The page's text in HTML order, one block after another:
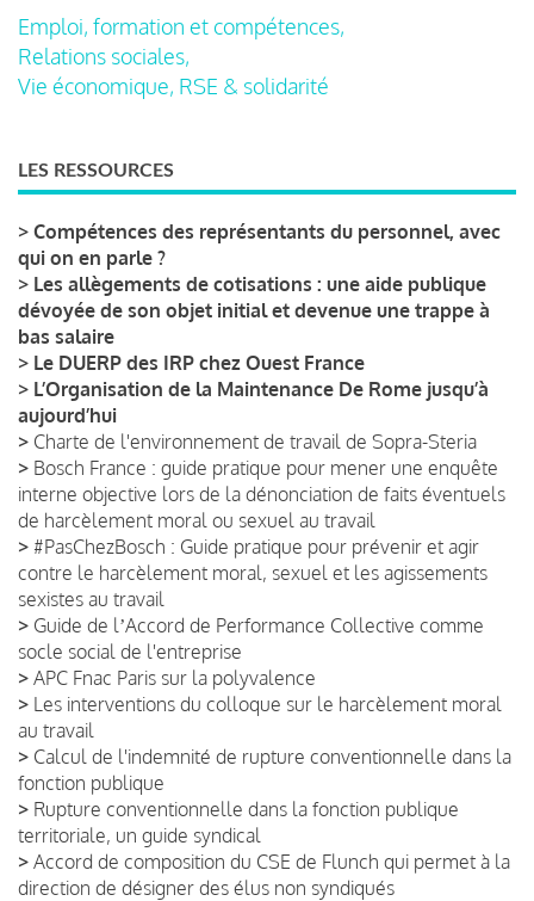
Emploi, formation et compétences,
Relations sociales,
Vie économique, RSE & solidarité
LES RESSOURCES
> Compétences des représentants du personnel, avec
qui on en parle ?
> Les allègements de cotisations : une aide publique
dévoyée de son objet initial et devenue une trappe à
bas salaire
> Le DUERP des IRP chez Ouest France
> L’Organisation de la Maintenance De Rome jusqu’à
aujourd’hui
> Charte de l'environnement de travail de Sopra-Steria
> Bosch France : guide pratique pour mener une enquête
interne objective lors de la dénonciation de faits éventuels
de harcèlement moral ou sexuel au travail
> #PasChezBosch : Guide pratique pour prévenir et agir
contre le harcèlement moral, sexuel et les agissements
sexistes au travail
> Guide de lʼAccord de Performance Collective comme
socle social de l'entreprise
> APC Fnac Paris sur la polyvalence
> Les interventions du colloque sur le harcèlement moral
au travail
> Calcul de l'indemnité de rupture conventionnelle dans la
fonction publique
> Rupture conventionnelle dans la fonction publique
territoriale, un guide syndical
> Accord de composition du CSE de Flunch qui permet à la
direction de désigner des élus non syndiqués